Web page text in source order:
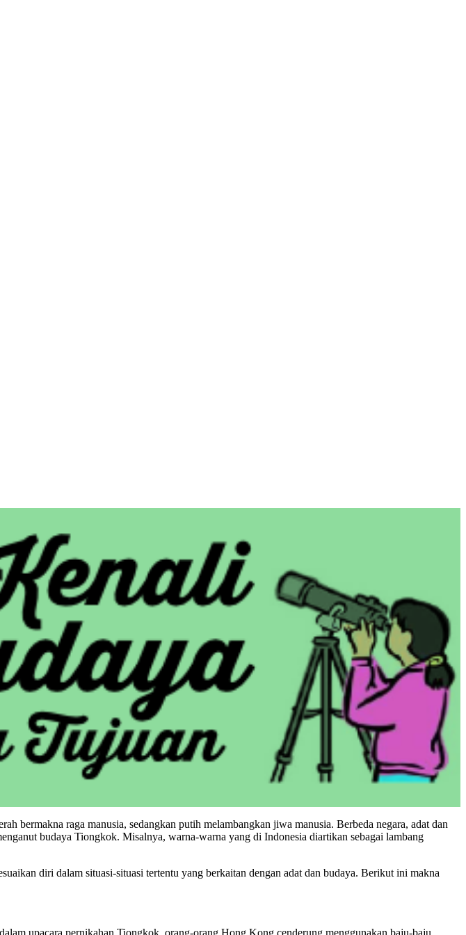
bermakna raga manusia, sedangkan putih melambangkan jiwa manusia. Berbeda negara, adat dan
budaya Tiongkok. Misalnya, warna-warna yang di Indonesia diartikan sebagai lambang
diri dalam situasi-situasi tertentu yang berkaitan dengan adat dan budaya. Berikut ini makna